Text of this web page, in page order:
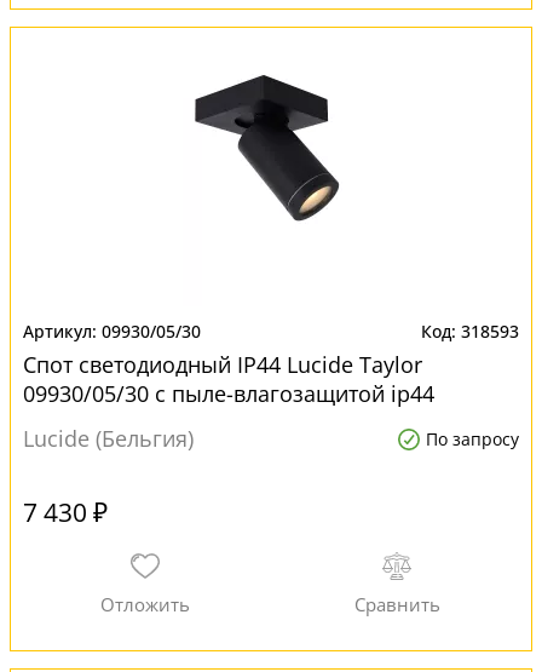
09930/05/30 318593
Спот светодиодный IP44 Lucide Taylor
09930/05/30 с пыле-влагозащитой ip44
Lucide (Бельгия)
По запросу
7 430 ₽